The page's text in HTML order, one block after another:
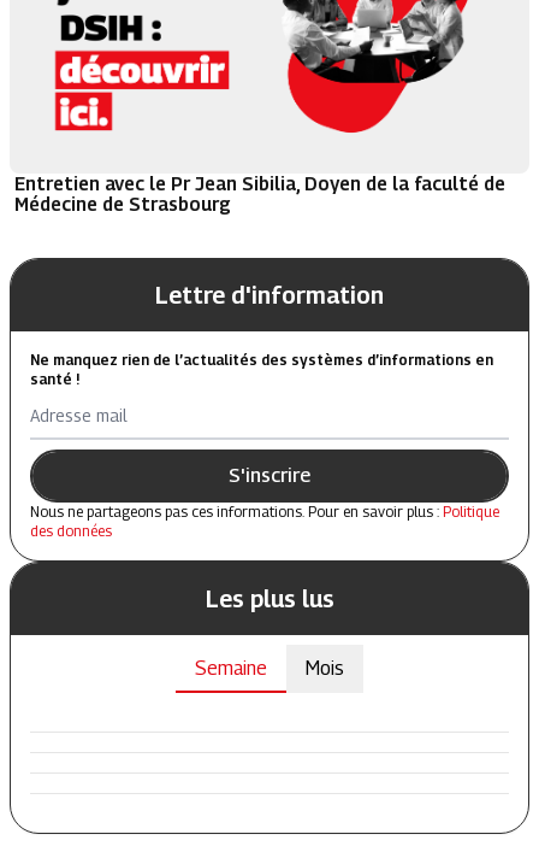
Entretien avec le Pr Jean Sibilia, Doyen de la faculté de
Médecine de Strasbourg
Lettre d'information
Ne manquez rien de l’actualités des systèmes d’informations en
santé !
Adresse mail
S'inscrire
Nous ne partageons pas ces informations. Pour en savoir plus : Politique
des données
Les plus lus
Semaine Mois